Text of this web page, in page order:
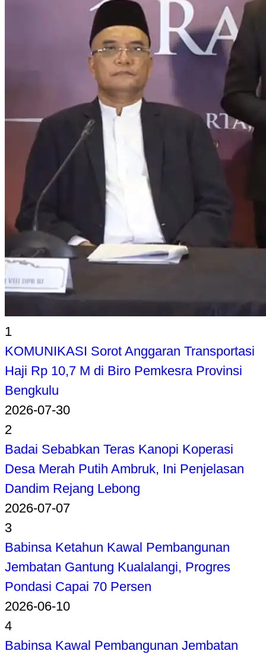
1
KOMUNIKASI Sorot Anggaran Transportasi
Haji Rp 10,7 M di Biro Pemkesra Provinsi
Bengkulu
2026-07-30
2
Badai Sebabkan Teras Kanopi Koperasi
Desa Merah Putih Ambruk, Ini Penjelasan
Dandim Rejang Lebong
2026-07-07
3
Babinsa Ketahun Kawal Pembangunan
Jembatan Gantung Kualalangi, Progres
Pondasi Capai 70 Persen
2026-06-10
4
Babinsa Kawal Pembangunan Jembatan